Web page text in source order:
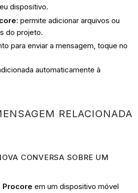
dispositivo.
: permite adicionar arquivos ou
do projeto.
para enviar a mensagem, toque no
automaticamente à
RELACIONADA
CONVERSA SOBRE UM
Procore em um dispositivo móvel